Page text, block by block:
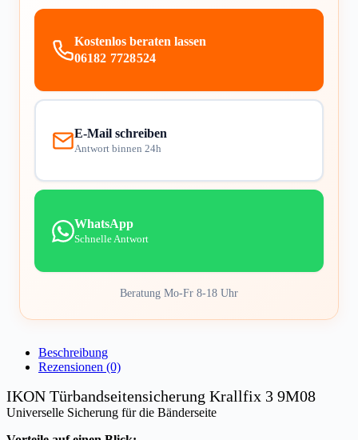
Kostenlos beraten lassen
06182 7728524
E-Mail schreiben
Antwort binnen 24h
WhatsApp
Schnelle Antwort
Beratung Mo-Fr 8-18 Uhr
Beschreibung
Rezensionen (0)
IKON Türbandseitensicherung Krallfix 3 9M08
Universelle Sicherung für die Bänderseite